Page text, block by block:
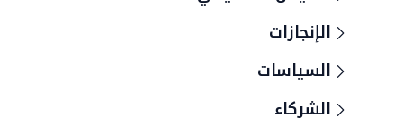
الإنجازات
السياسات
الشركاء